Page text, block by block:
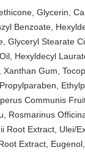
Glycerin,
Benzoate,
Glyceryl Stearate
Hexyldecyl
Xanthan Gum,
Communis
Rosmarinus
Root Extract, Ulei/
Extract,